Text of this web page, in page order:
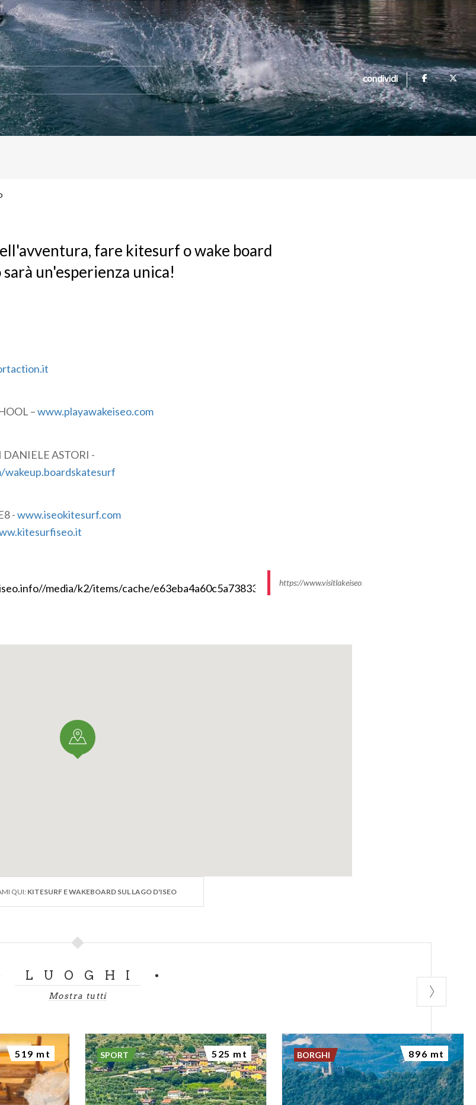
condividi
fare kitesurf o wake board
sarà un'esperienza unica!
–www.playawakeiseo.com
ASTORI -
-www.iseokitesurf.com
https://www.visitlakeiseo.info//media/k2/items/cache/
QUI: KITESURF E WAKEBOARD SUL LAGO D'ISEO
LUOGHI
Mostra tutti
519 mt SPORT 525 mt BORGHI 896 mt